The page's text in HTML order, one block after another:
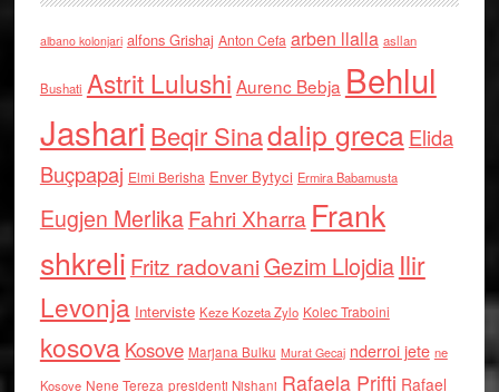
albano kolonjari alfons Grishaj Anton Cefa arben llalla asllan
Bushati Astrit Lulushi Aurenc Bebja Behlul
Jashari Beqir Sinadalip grecaElida
Buçpapaj Elmi Berisha Enver Bytyci Ermira Babamusta
Eugjen MerlikaFahri Xharra Frank
shkreli Fritz radovaniGezim Llojdia Ilir
Levonja Interviste Keze Kozeta Zylo Kolec Traboini
kosova Kosove Marjana Bulku Murat Gecaj nderroi jete ne
Kosove Nene Tereza presidenti Nishani Rafaela Prifti Rafael